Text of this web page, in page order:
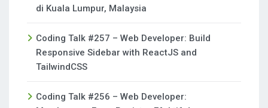
di Kuala Lumpur, Malaysia
Coding Talk #257 – Web Developer: Build
Responsive Sidebar with ReactJS and
TailwindCSS
Coding Talk #256 – Web Developer: